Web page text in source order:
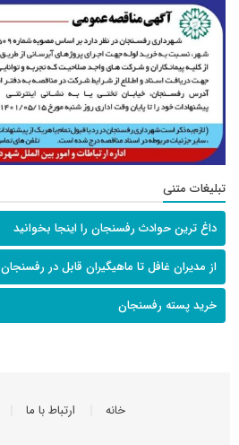
تبلیغات متنی
داغ ترین حوادث رفسنجان را اینجا بخوانید
از مدیران غافل تا ماهیگیران قابل در رفسنجان
خرید پسته رفسنجان
خانه ارتباط با ما